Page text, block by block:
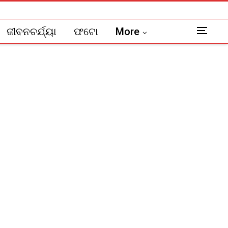
ଜୀବନଚର୍ଯ୍ୟା ଫଟୋ More